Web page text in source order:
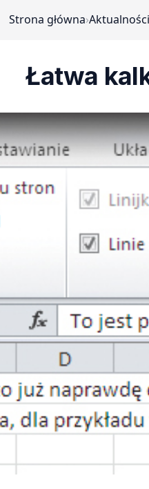
Strona główna›Aktualności
Łatwa